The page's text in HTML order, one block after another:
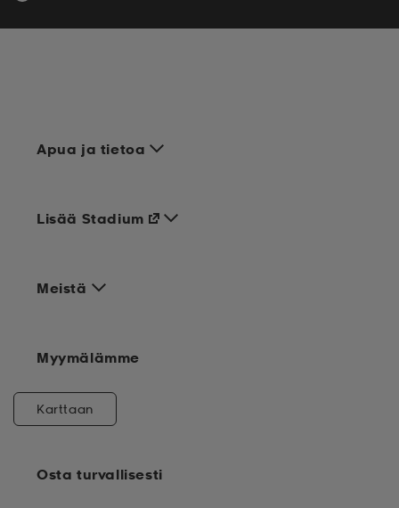
Apua ja tietoa
Meistä
Osta turvallisesti
Lisää Stadium
Myymälämme
Karttaan